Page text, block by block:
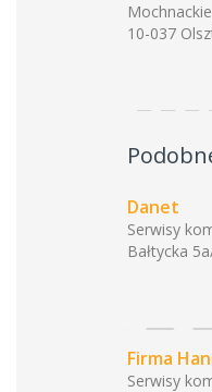
10-037
Danet
Serwisy
Bałtycka
Firma
Serwisy